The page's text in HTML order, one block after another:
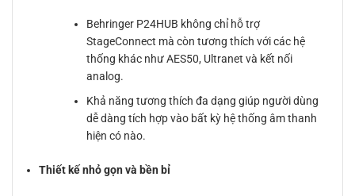
Behringer P24HUB không chỉ hỗ trợ
StageConnect mà còn tương thích với các hệ
thống khác như AES50, Ultranet và kết nối
analog.
Khả năng tương thích đa dạng giúp người dùng
dễ dàng tích hợp vào bất kỳ hệ thống âm thanh
hiện có nào.
Thiết kế nhỏ gọn và bền bỉ